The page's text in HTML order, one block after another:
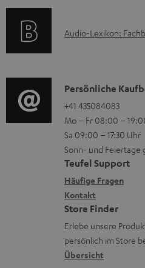
a
n
i
e
n
z
u
m
V
e
r
s
a
r
t
i
o
n
e
n
z
u
r
G
A
i
o
-
L
e
x
i
k
o
n
Audio-Lexikon:
K
o
n
t
a
k
t
d
a
t
Persönliche
+41 435084083
Mo – Fr 08:00 –
Sa 09:00 – 17:30 Uhr
Sonn- und Feiertage
Teufel Support
Häufige Fragen
Kontakt
Store Finder
Erlebe unsere
persönlich im Store
Übersicht